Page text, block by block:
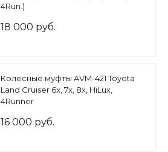
4Run.)
18 000 руб.
Колесные муфты AVM-421 Toyota
Land Cruiser 6x, 7x, 8x, HiLux,
4Runner
16 000 руб.